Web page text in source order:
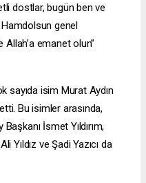
dostlar, bugün ben ve
genel
emanet olun”
sayıda isim Murat Aydın
Bu isimler arasında,
Başkanı İsmet Yıldırım,
Yıldız ve Şadi Yazıcı da